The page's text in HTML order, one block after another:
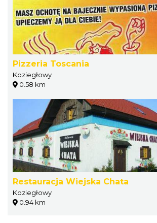
Pizzeria Toscania
Koziegłowy
0.58 km
Restauracja Wiejska Chata
Koziegłowy
0.94 km